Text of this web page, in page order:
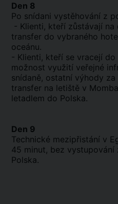
Den 8
Po snídani vystěhování z
- Klienti, kteří zůstávají
transfer do vybraného
oceánu.
- Klienti, kteří se vracejí
možnost využití veřejné
snídaně, ostatní výhody
transfer na letiště v
letadlem do Polska.
Den 9
Technické mezipřistání v
45 minut, bez vystupování
Polska.